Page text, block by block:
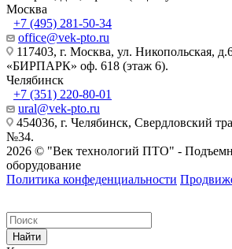
Москва
+7 (495) 281-50-34
office@vek-pto.ru
117403, г. Москва, ул. Никопольская,
«БИРПАРК» оф. 618 (этаж 6).
Челябинск
+7 (351) 220-80-01
ural@vek-pto.ru
454036, г. Челябинск, Свердловский
№34.
2026 © "Век технологий ПТО" -
оборудование
Политика конфеденциальности
Найти